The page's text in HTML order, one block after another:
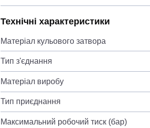
Технічні характеристики
Матеріал кульового затвора
Тип з'єднання
Матеріал виробу
Тип приєднання
Максимальний робочий тиск (бар)